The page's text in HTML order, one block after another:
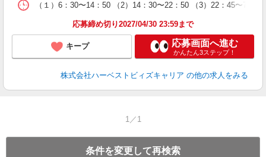
（１）6：30〜14：50 （2）14：30〜22：50 （3）22：45〜7：05
応募締め切り2027/04/30 23:59まで
キープ 応募画面へ進む
かんたん3ステップ！
株式会社ハーベストビィズキャリア の他の求人をみる
1／1
条件を変更して再検索